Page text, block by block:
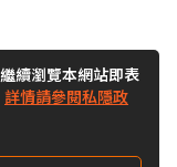
續瀏覽本網站即表
詳情請參閱私隱政